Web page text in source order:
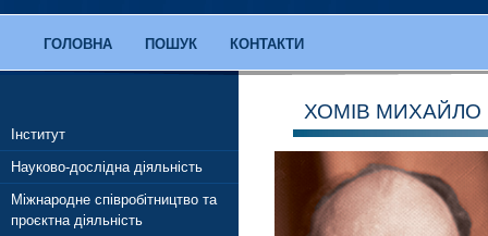
ГОЛОВНА ПОШУК КОНТАКТИ
Інститут
Науково-дослідна діяльність
Міжнародне співробітництво та
проєктна діяльність
ХОМІВ МИХАЙЛО